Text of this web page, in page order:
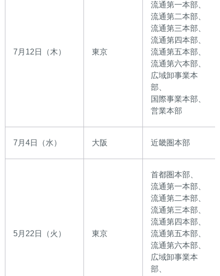
7月12日（木） 東京
流通第一本部、
流通第二本部、
流通第三本部、
流通第四本部、
流通第五本部、
流通第六本部、
広域卸事業本
部、
国際事業本部、
営業本部
7月4日（水） 大阪 近畿圏本部
5月22日（火） 東京
首都圏本部、
流通第一本部、
流通第二本部、
流通第三本部、
流通第四本部、
流通第五本部、
流通第六本部、
広域卸事業本
部、